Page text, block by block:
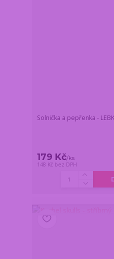
Solnička a pepřenka -
179 Kč/ks
148 Kč bez DPH